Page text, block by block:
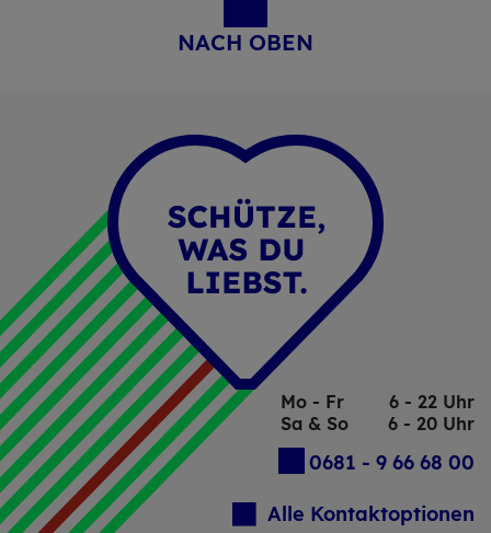
NACH OBEN
Mo - Fr
6 - 22 Uhr
Sa & So
6 - 20 Uhr
0681 - 9 66 68 00
Alle Kontaktoptionen